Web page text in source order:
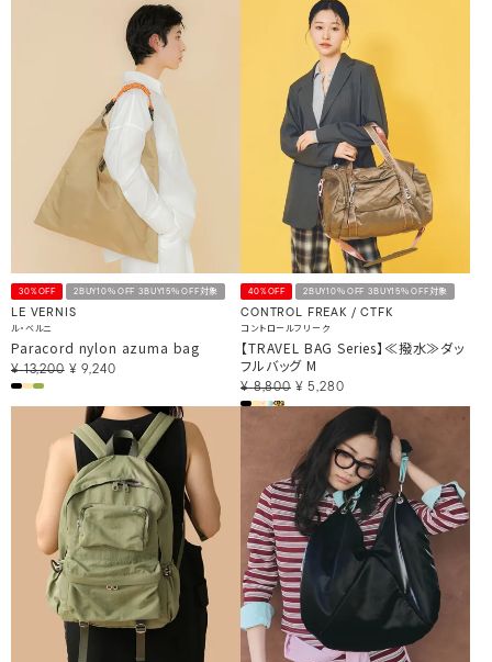
30%OFF 2BUY10％OFF 3BUY15％OFF対象
LE VERNIS
ル・ベルニ
Paracord nylon azuma bag
¥ 13,200 ¥ 9,240
40%OFF 2BUY10％OFF 3BUY15％OFF対象
CONTROL FREAK / CTFK
コントロールフリーク
【TRAVEL BAG Series】≪撥水≫ダッ
フルバッグ M
¥ 8,800 ¥ 5,280